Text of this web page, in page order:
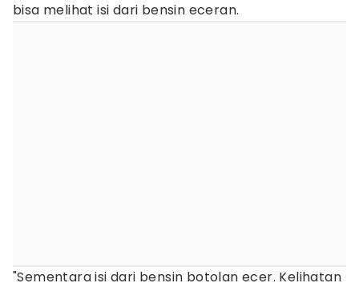
bisa melihat isi dari bensin eceran.
"Sementara isi dari bensin botolan ecer. Kelihatan